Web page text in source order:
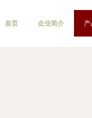
首页 企业简介